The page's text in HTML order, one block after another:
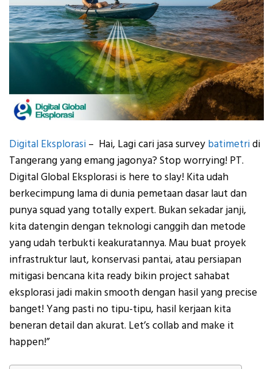
Digital Eksplorasi – Hai, Lagi cari jasa survey batimetridi
Tangerang yang emang jagonya? Stop worrying! PT.
Digital Global Eksplorasi is here to slay! Kita udah
berkecimpung lama di dunia pemetaan dasar laut dan
punya squad yang totally expert. Bukan sekadar janji,
kita datengin dengan teknologi canggih dan metode
yang udah terbukti keakuratannya. Mau buat proyek
infrastruktur laut, konservasi pantai, atau persiapan
mitigasi bencana kita ready bikin project sahabat
eksplorasi jadi makin smooth dengan hasil yang precise
banget! Yang pasti no tipu-tipu, hasil kerjaan kita
beneran detail dan akurat. Let’s collab and make it
happen!”